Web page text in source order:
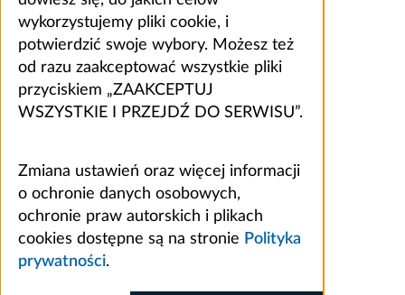
wykorzystujemy pliki cookie, i
potwierdzić swoje wybory. Możesz też
od razu zaakceptować wszystkie pliki
przyciskiem „ZAAKCEPTUJ
WSZYSTKIE I PRZEJDŹ DO SERWISU”.
Zmiana ustawień oraz więcej informacji
o ochronie danych osobowych,
ochronie praw autorskich i plikach
cookies dostępne są na stronie Polityka
prywatności.